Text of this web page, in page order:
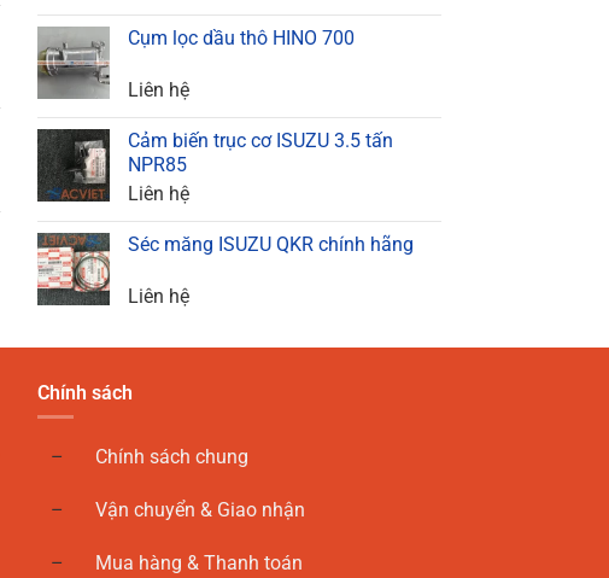
Cụm lọc dầu thô HINO 700
Liên hệ
Cảm biến trục cơ ISUZU 3.5 tấn
NPR85
Liên hệ
Séc măng ISUZU QKR chính hãng
Liên hệ
Chính sách
Chính sách chung
Vận chuyển & Giao nhận
Mua hàng & Thanh toán